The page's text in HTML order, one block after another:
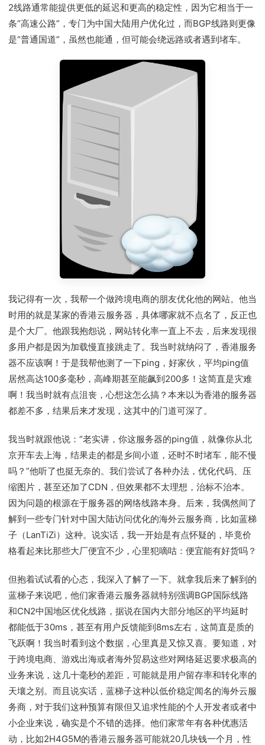
2线路通常能提供更低的延迟和更高的稳定性，因为它相当于一
条“高速公路”，专门为中国大陆用户优化过，而BGP线路则更像
是“普通国道”，虽然也能通，但可能会绕远路或者遇到堵车。
我记得有一次，我帮一个做跨境电商的朋友优化他的网站。他当
时用的就是某家的香港云服务器，具体哪家就不点名了，反正也
是个大厂。他跟我抱怨说，网站转化率一直上不去，后来发现很
多用户都是因为加载慢直接跳走了。我当时就纳闷了，香港服务
器不应该啊！于是我帮他测了一下ping，好家伙，平均ping值
居然高达100多毫秒，高峰期甚至能飙到200多！这简直是灾难
啊！我当时就有点沮丧，心想这怎么搞？本来以为香港的服务器
都差不多，结果后来才发现，这其中的门道可深了。
我当时就跟他说：“老实讲，你这服务器的ping值，就像你从北
京开车去上海，结果走的都是乡间小道，还时不时堵车，能不慢
吗？”他听了也挺无奈的。我们尝试了各种办法，优化代码、压
缩图片，甚至还加了CDN，但效果都不太理想，治标不治本。
因为问题的根源在于服务器的网络线路本身。后来，我偶然间了
解到一些专门针对中国大陆访问优化的海外云服务商，比如蓝梯
子（LanTiZi）这种。说实话，我一开始是有点怀疑的，毕竟价
格看起来比那些大厂便宜不少，心里犯嘀咕：便宜能有好货吗？
但抱着试试看的心态，我深入了解了一下。就拿我后来了解到的
蓝梯子来说吧，他们家香港云服务器就特别强调BGP国际线路
和CN2中国地区优化线路，据说在国内大部分地区的平均延时
都能低于30ms，甚至有用户反馈能到8ms左右，这简直是质的
飞跃啊！我当时看到这个数据，心里真是又惊又喜。要知道，对
于跨境电商、游戏出海或者海外贸易这些对网络延迟要求极高的
业务来说，这几十毫秒的差距，可能就是用户留存率和转化率的
天壤之别。而且说实话，蓝梯子这种以低价稳定闻名的海外云服
务商，对于我们这种预算有限但又追求性能的个人开发者或者中
小企业来说，确实是个不错的选择。他们家常年有各种优惠活
动，比如2H4G5M的香港云服务器可能就20几块钱一个月，性